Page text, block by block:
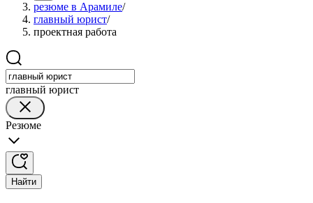
резюме в Арамиле/
главный юрист/
проектная работа
главный юрист
Резюме
Найти